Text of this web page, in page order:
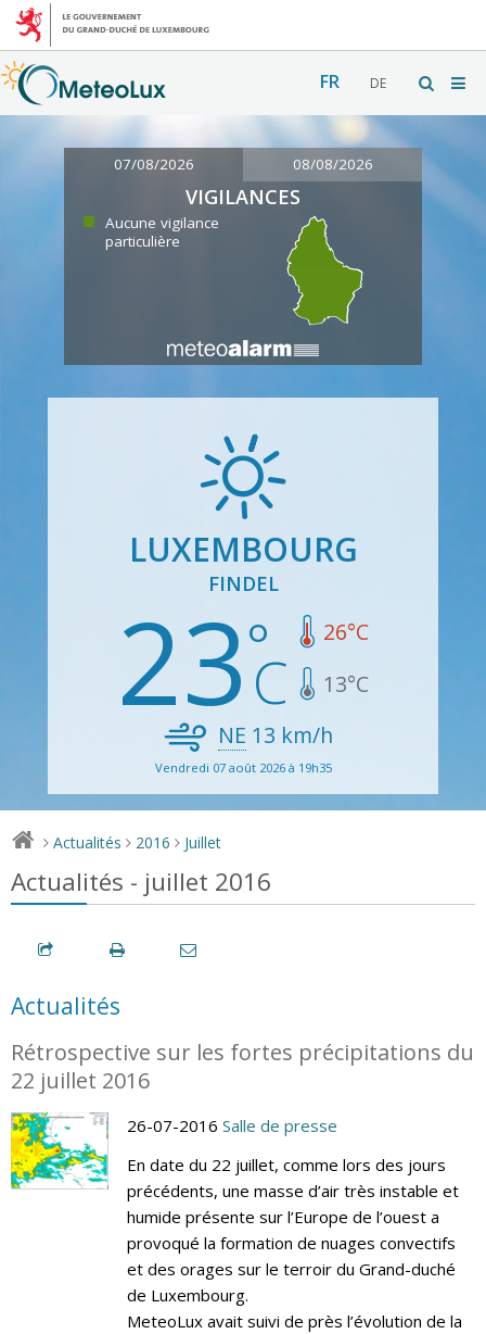
FR DE
07/08/2026 08/08/2026
VIGILANCES
Aucune vigilance
particulière
LUXEMBOURG
FINDEL
23 26°C
13°C
NE 13 km/h
Vendredi 07 août 2026 à 19h35
> Actualités > 2016 > Juillet
Actualités - juillet 2016
Actualités
Rétrospective sur les fortes précipitations du
22 juillet 2016
26-07-2016 Salle de presse
En date du 22 juillet, comme lors des jours
précédents, une masse d’air très instable et
humide présente sur l’Europe de l’ouest a
provoqué la formation de nuages convectifs
et des orages sur le terroir du Grand-duché
de Luxembourg.
MeteoLux avait suivi de près l’évolution de la